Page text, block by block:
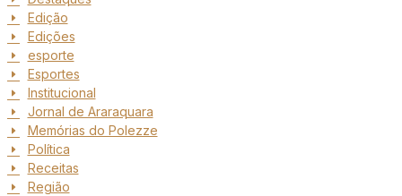
Edição
Edições
esporte
Esportes
Institucional
Jornal de Araraquara
Memórias do Polezze
Política
Receitas
Região